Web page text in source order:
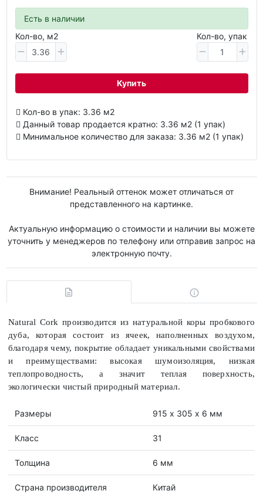
Есть в наличии
Кол-во, м2
Кол-во, упак
Купить
Кол-во в упак: 3.36 м2
Данный товар продается кратно: 3.36 м2 (1 упак)
Минимальное количество для заказа: 3.36 м2 (1 упак)
Внимание! Реальный оттенок может отличаться от
представленного на картинке.
Актуальную информацию о стоимости и наличии вы можете
уточнить у менеджеров по телефону или отправив запрос на
электронную почту.
Natural Cork производится из натуральной коры пробкового
дуба, которая состоит из ячеек, наполненных воздухом,
благодаря чему, покрытие обладает уникальными свойствами
и преимуществами: высокая шумоизоляция, низкая
теплопроводность, а значит теплая поверхность,
экологически чистый природный материал.
Размеры 915 х 305 x 6 мм
Класс 31
Толщина 6 мм
Страна производителя Китай